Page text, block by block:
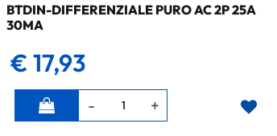
BTDIN-DIFFERENZIALE PURO AC 2P 25A
30MA
€ 17,93
Quantità